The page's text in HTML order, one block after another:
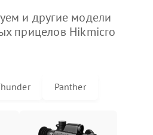
и другие модели
прицелов Hikmicro
Panther